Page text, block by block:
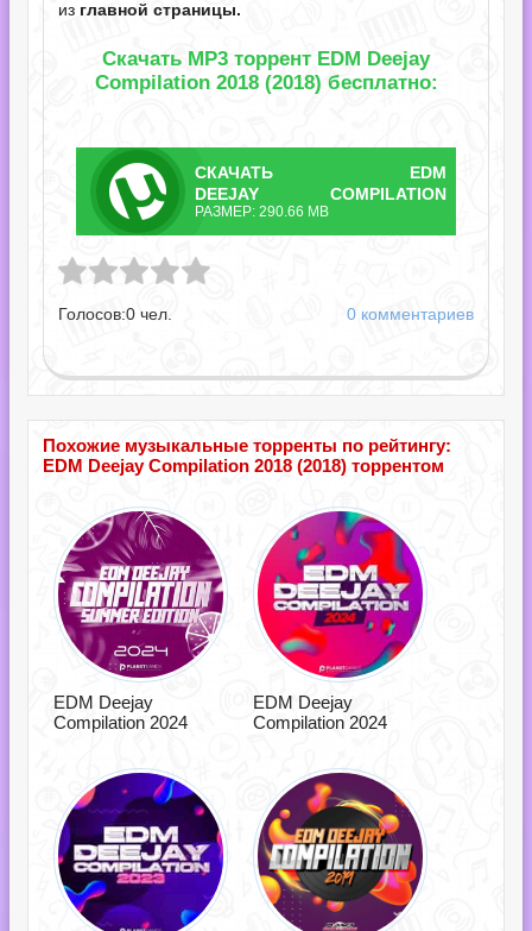
из главной страницы.
Скачать MP3 торрент EDM Deejay
Compilation 2018 (2018) бесплатно:
СКАЧАТЬ
ТОРРЕНТ
EDM
DEEJAY COMPILATION
2018.TORRENT
РАЗМЕР: 290.66 MB
2018.torrent
Голосов:0 чел. 0 комментариев
Похожие музыкальные торренты по рейтингу:
EDM Deejay Compilation 2018 (2018) торрентом
EDM Deejay
Compilation 2024
EDM Deejay
Compilation 2024